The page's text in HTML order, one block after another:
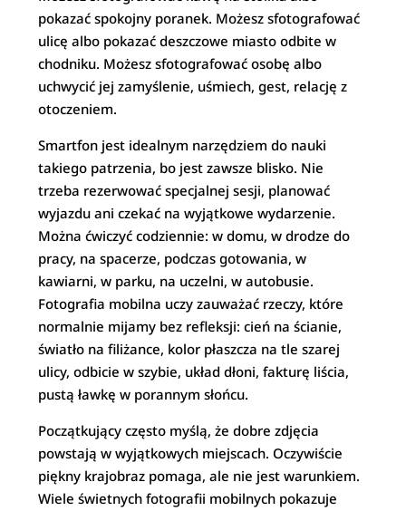
pokazać spokojny poranek. Możesz sfotografować
ulicę albo pokazać deszczowe miasto odbite w
chodniku. Możesz sfotografować osobę albo
uchwycić jej zamyślenie, uśmiech, gest, relację z
otoczeniem.
Smartfon jest idealnym narzędziem do nauki
takiego patrzenia, bo jest zawsze blisko. Nie
trzeba rezerwować specjalnej sesji, planować
wyjazdu ani czekać na wyjątkowe wydarzenie.
Można ćwiczyć codziennie: w domu, w drodze do
pracy, na spacerze, podczas gotowania, w
kawiarni, w parku, na uczelni, w autobusie.
Fotografia mobilna uczy zauważać rzeczy, które
normalnie mijamy bez refleksji: cień na ścianie,
światło na filiżance, kolor płaszcza na tle szarej
ulicy, odbicie w szybie, układ dłoni, fakturę liścia,
pustą ławkę w porannym słońcu.
Początkujący często myślą, że dobre zdjęcia
powstają w wyjątkowych miejscach. Oczywiście
piękny krajobraz pomaga, ale nie jest warunkiem.
Wiele świetnych fotografii mobilnych pokazuje